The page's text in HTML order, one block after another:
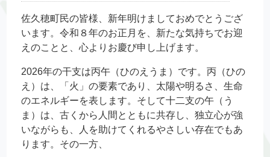
佐久穂町民の皆様、新年明けましておめでとうござ
います。令和８年のお正月を、新たな気持ちでお迎
えのことと、心よりお慶び申し上げます。
2026年の干支は丙午（ひのえうま）です。丙（ひの
え）は、「火」の要素であり、太陽や明るさ、生命
のエネルギーを表します。そして十二支の午（う
ま）は、古くから人間とともに共存し、独立心が強
いながらも、人を助けてくれるやさしい存在でもあ
ります。その一方、